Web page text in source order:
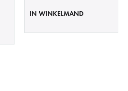
IN WINKELMAND